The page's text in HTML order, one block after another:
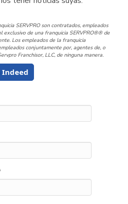
SERVPRO son contratados, empleados
exclusivo de una franquicia SERVPRO®® de
Los empleados de la franquicia
conjuntamente por, agentes de, o
Franchisor, LLC, de ninguna manera.